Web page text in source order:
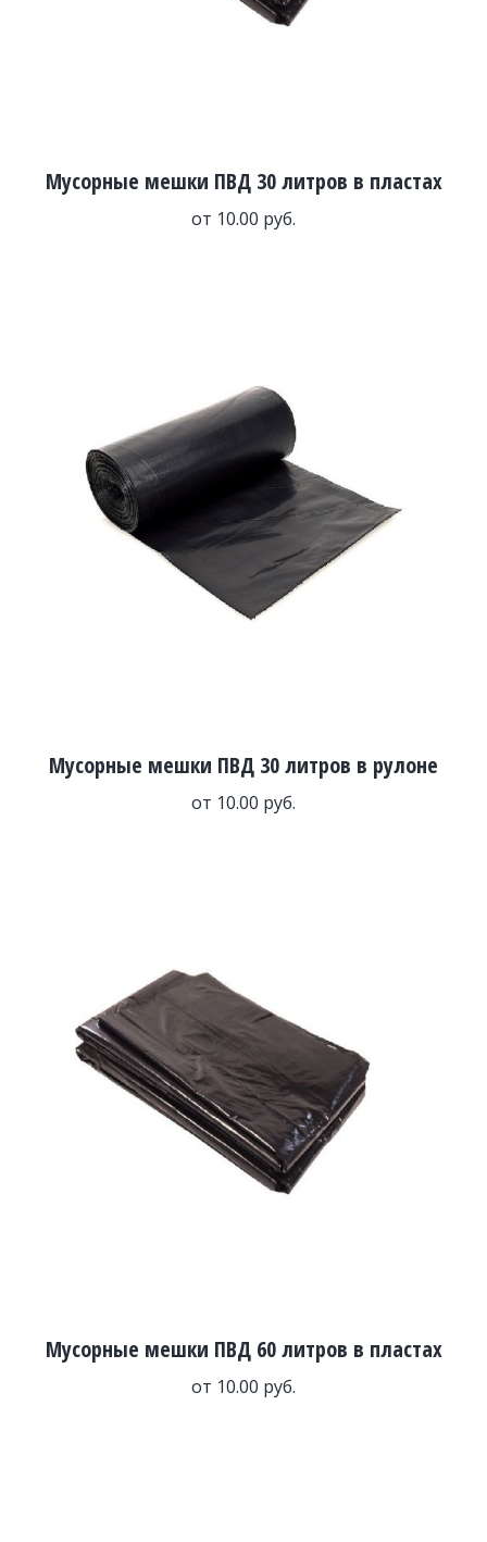
Мусорные мешки ПВД 30 литров в пластах
от 10.00 руб.
Мусорные мешки ПВД 30 литров в рулоне
от 10.00 руб.
Мусорные мешки ПВД 60 литров в пластах
от 10.00 руб.